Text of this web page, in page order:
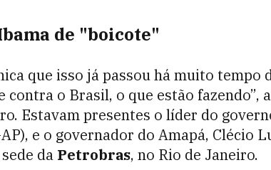
de "boicote"
que isso já passou há muito tempo
contra o Brasil, o que estão fazendo”,
Estavam presentes o líder do
e o governador do Amapá, Clécio
da Petrobras, no Rio de Janeiro.